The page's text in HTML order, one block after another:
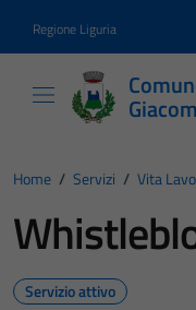
Regione Liguria
Home / Servizi / Vita
Servizio attivo